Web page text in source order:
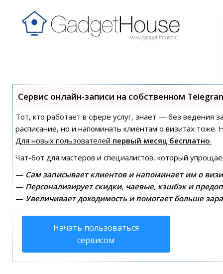
Сервис онлайн-записи на собственном
Тот, кто работает в сфере услуг, знает — без ведения
расписание, но и напоминать клиентам о визитах
Для новых пользователей первый месяц бесплатно.
Чат-бот для мастеров и специалистов, который
— Сам записывает клиентов и напоминает им о
— Персонализирует скидки, чаевые, кэшбэк и
— Увеличивает доходимость и помогает больше
Начать пользоваться
сервисом